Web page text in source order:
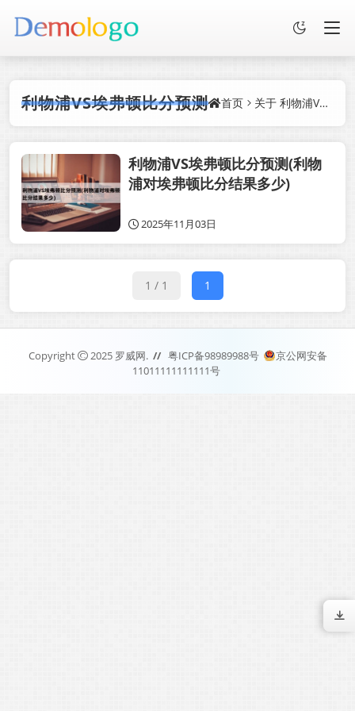
利物浦VS埃弗顿比分预测 首页 关于 利物浦VS埃弗顿比分预测
利物浦VS埃弗顿比分预测(利物
浦对埃弗顿比分结果多少)
2025年11月03日
1 / 1 1
Copyright 2025 罗威网. // 粤ICP备98989988号
京公网安备
11011111111111号